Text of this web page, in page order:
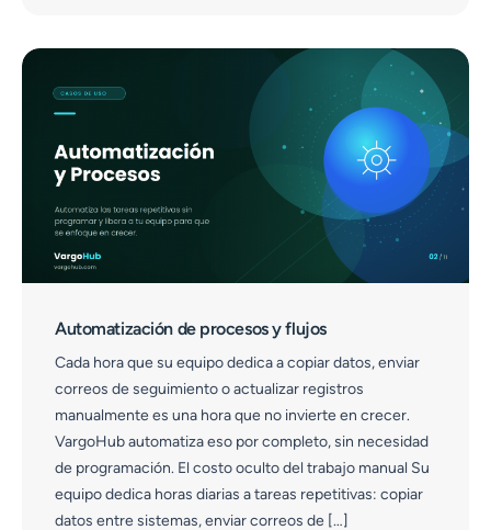
Automatización de procesos y flujos
Cada hora que su equipo dedica a copiar datos, enviar
correos de seguimiento o actualizar registros
manualmente es una hora que no invierte en crecer.
VargoHub automatiza eso por completo, sin necesidad
de programación. El costo oculto del trabajo manual Su
equipo dedica horas diarias a tareas repetitivas: copiar
datos entre sistemas, enviar correos de […]